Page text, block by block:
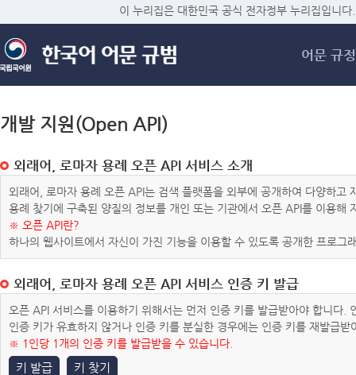
메
이 누리집은 대한민국 공식 전자정부 누리집입니다.
어문 규정
개발 지원(Open API)
외래어, 로마자 용례 오픈 API 서비스 소개
외래어, 로마자 용례 오픈 API는 검색 플랫폼을 외부에 공개하여 다양하
용례 찾기에 구축된 양질의 정보를 개인 또는 기관에서 오픈 API를 이용해
※ 오픈 API란?
하나의 웹사이트에서 자신이 가진 기능을 이용할 수 있도록 공개한 프로그
외래어, 로마자 용례 오픈 API 서비스 인증 키 발급
오픈 API 서비스를 이용하기 위해서는 먼저 인증 키를 발급받아야 합니다
인증 키가 유효하지 않거나 인증 키를 분실한 경우에는 인증 키를 재발급받
※ 1인당 1개의 인증 키를 발급받을 수 있습니다.
키 발급 키 찾기